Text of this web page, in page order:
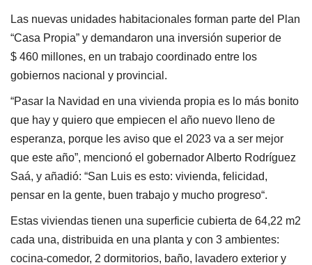
Las nuevas unidades habitacionales forman parte del Plan
“Casa Propia” y demandaron una inversión superior de
$ 460 millones, en un trabajo coordinado entre los
gobiernos nacional y provincial.
“Pasar la Navidad en una vivienda propia es lo más bonito
que hay y quiero que empiecen el año nuevo lleno de
esperanza, porque les aviso que el 2023 va a ser mejor
que este año”, mencionó el gobernador Alberto Rodríguez
Saá, y añadió: “San Luis es esto: vivienda, felicidad,
pensar en la gente, buen trabajo y mucho progreso“.
Estas viviendas tienen una superficie cubierta de 64,22 m2
cada una, distribuida en una planta y con 3 ambientes:
cocina-comedor, 2 dormitorios, baño, lavadero exterior y